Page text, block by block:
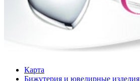
Карта
Бижутерия и ювелирные изделия